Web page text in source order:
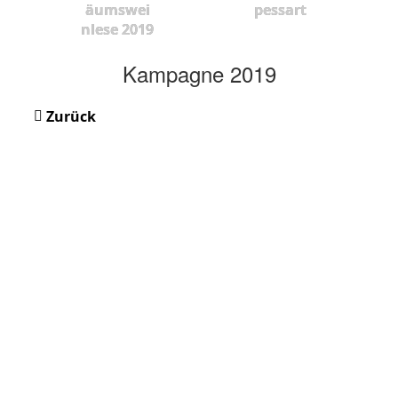
äumswei
nlese 2019
pessart
Kampagne 2019
Zurück